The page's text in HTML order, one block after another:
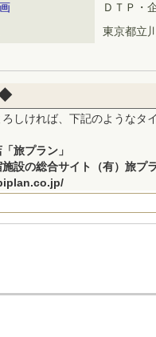
ＤＴＰ・
東京都立
◆
しければ、下記のようなタ
旅プラン」
設の総合サイト（有）旅プ